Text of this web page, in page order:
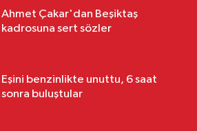
Ahmet Çakar'dan Beşiktaş
kadrosuna sert sözler
Eşini benzinlikte unuttu, 6 saat
sonra buluştular